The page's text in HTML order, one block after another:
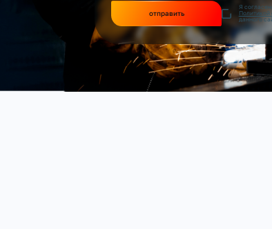
отправить
Я
Политикой
данного